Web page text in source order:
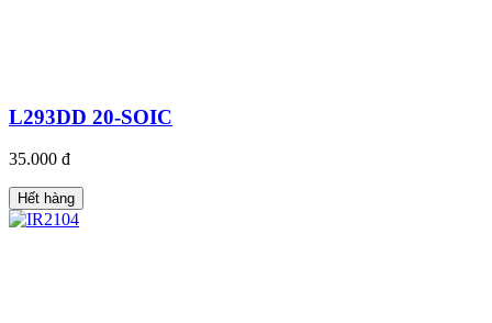
L293DD 20-SOIC
35.000 đ
Hết hàng